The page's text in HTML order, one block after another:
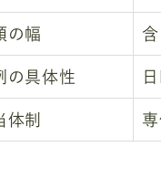
の幅
の具体性
体制